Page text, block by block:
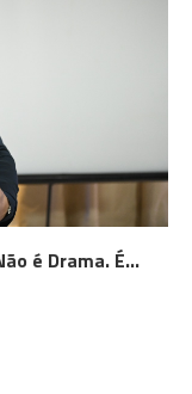
é Drama. É...